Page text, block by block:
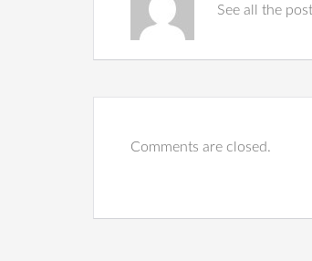
See all the
Comments are closed.